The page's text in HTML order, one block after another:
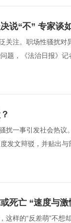
说“不” 专家谈
关注。职场性骚扰对
题，《法治日报》
扰一事引发社会热议
发文辩驳，并贴出与
死亡 “速度与激
这样的“反差萌”不想